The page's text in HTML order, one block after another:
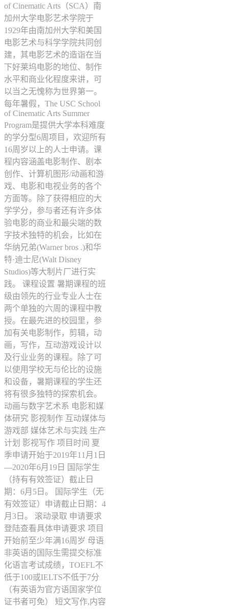
of Cinematic Arts（SCA）南
加州大学电影艺术学院于
1929年由南加州大学和美国
电影艺术与科学学院共同创
建，其电影艺术的造诣在当
下好莱坞电影的地位、制作
水平和商业化程度来讲，可
以当之无愧称为世界第一。
每年暑假，The USC School
of Cinematic Arts Summer
Program是提供大学本科难度
的学分型6周项目，欢迎所有
16周岁以上的人士申请。课
程内容涵盖电影制作、剧本
创作、计算机图形/动画和游
戏、电影和电视业务的各个
方面等。除了获得相应的大
学学分，参与者还有许多体
验电影的商业和最尖端的数
字技术独特的机会，比如在
华纳兄弟(Warner bros .)和华
特·迪士尼(Walt Disney
Studios)等大制片厂进行实
践。 课程设置 暑期课程的班
级由领先的行业专业人士在
两个单独的六周的课程中教
授。在最先进的校园里，参
加有关电影制作，剪辑，动
画，写作，互动游戏设计以
及行业业务的课程。除了可
以使用学校无与伦比的设施
和设备，暑期课程的学生还
将有很多独特的探索机会。
动画与数字艺术系 电影和媒
体研究 影视制作 互动媒体与
游戏部 媒体艺术与实践 生产
计划 影视写作 项目时间 夏
季申请开始于2019年11月1日
—2020年6月19日 国际学生
（持有有效签证）截止日
期：6月5日。 国际学生（无
有效签证）申请截止日期：4
月3日。 滚动录取 申请要求
登陆查看具体申请要求 项目
开始前至少年满16周岁 母语
非英语的国际生需提交标准
化语言考试成绩，TOEFL不
低于100或IELTS不低于7分
（有英语为官方语国家学位
证书者可免） 短文写作,内容